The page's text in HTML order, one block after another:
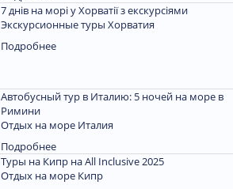
7 днів на морі у Хорватії з екскурсіями
Экскурсионные туры Хорватия
Подробнее
Автобусный тур в Италию: 5 ночей на море в
Римини
Отдых на море Италия
Подробнее
Туры на Кипр на All Inclusive 2025
Отдых на море Кипр